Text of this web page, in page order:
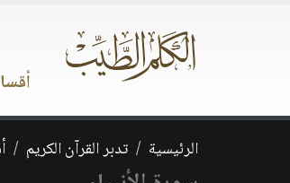
الرئيسية تدبر القرآن الكريم